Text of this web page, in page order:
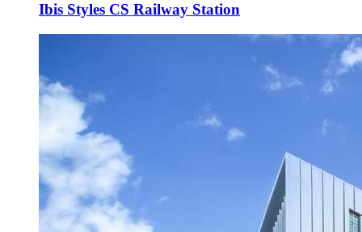
Ibis Styles CS Railway Station